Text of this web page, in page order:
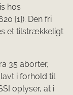
hos
[1]). Den fri
et tilstrækkeligt
35 aborter,
i forhold til
oplyser, at i